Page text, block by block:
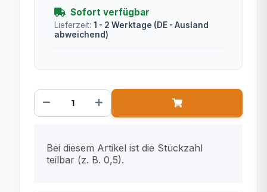
Sofort verfügbar
Lieferzeit: 1 - 2 Werktage (DE - Ausland
abweichend)
Bei diesem Artikel ist die Stückzahl
teilbar (z. B. 0,5).